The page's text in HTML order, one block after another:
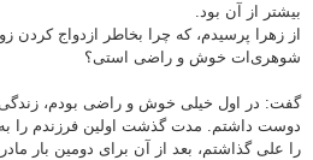
بیشتر از آن بود.
از زهرا پرسیدم، که چرا بخاطر ازدواج کردن
شوهری‌ات خوش و راضی استی؟
گفت: در اول خیلی خوش و راضی بودم، زندگی
دوست داشتم. مدت گذشت اولین فرزندم را به
را علی گذاشتم، بعد از آن برای دومین بار